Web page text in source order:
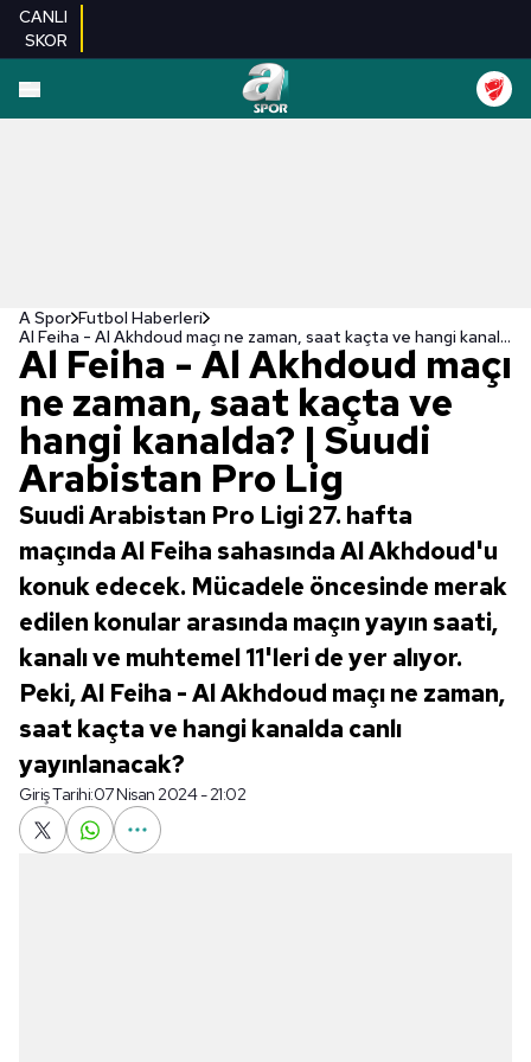
CANLI
SKOR
A Spor Futbol Haberleri
Al Feiha - Al Akhdoud maçı ne zaman, saat kaçta ve hangi kanalda? | Suudi Arabistan Pro Lig
Al Feiha - Al Akhdoud maçı
ne zaman, saat kaçta ve
hangi kanalda? | Suudi
Arabistan Pro Lig
Suudi Arabistan Pro Ligi 27. hafta
maçında Al Feiha sahasında Al Akhdoud'u
konuk edecek. Mücadele öncesinde merak
edilen konular arasında maçın yayın saati,
kanalı ve muhtemel 11'leri de yer alıyor.
Peki, Al Feiha - Al Akhdoud maçı ne zaman,
saat kaçta ve hangi kanalda canlı
yayınlanacak?
Giriş Tarihi:07 Nisan 2024 - 21:02